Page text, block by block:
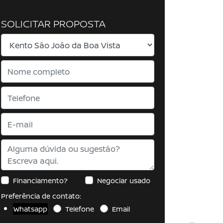
SOLICITAR PROPOSTA
Financiamento?
Negociar usado
Preferência de contato:
Whatsapp
Telefone Email